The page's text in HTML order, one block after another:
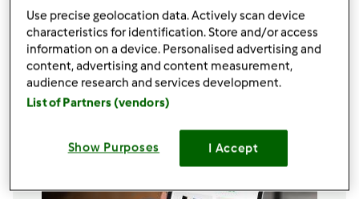
•800 gr de água
•sal q.b.
Adicionar à lista de compras
Use precise geolocation data. Actively scan device
characteristics for identification. Store and/or access
information on a device. Personalised advertising and
content, advertising and content measurement,
audience research and services development.
List of Partners (vendors)
Show Purposes I Accept